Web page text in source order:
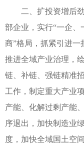
二、扩投资增后
部企业，实行“一企、
商”格局，抓紧引进
推进全域产业治理，
链、补链、强链精准
工作，制定重大产业
产能、化解过剩产能
序退出，加快制造业
度，加快全域国土空